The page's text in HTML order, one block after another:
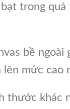
trong
bề ngoài
lên mức cao
thước khác